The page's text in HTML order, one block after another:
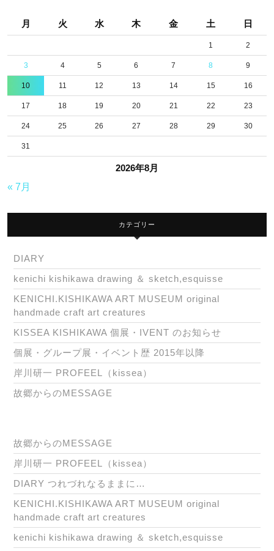
2026年8月
月 火 水 木 金 土 日
1 2
3 4 5 6 7 8 9
10 11 12 13 14 15 16
17 18 19 20 21 22 23
24 25 26 27 28 29 30
31
« 7月
カテゴリー
DIARY
kenichi kishikawa drawing ＆ sketch,esquisse
KENICHI.KISHIKAWA ART MUSEUM original
handmade craft art creatures
KISSEA KISHIKAWA 個展・IVENT のお知らせ
個展・グループ展・イベント歴 2015年以降
岸川研一 PROFEEL（kissea）
故郷からのMESSAGE
故郷からのMESSAGE
岸川研一 PROFEEL（kissea）
DIARY つれづれなるままに…
KENICHI.KISHIKAWA ART MUSEUM original
handmade craft art creatures
kenichi kishikawa drawing ＆ sketch,esquisse